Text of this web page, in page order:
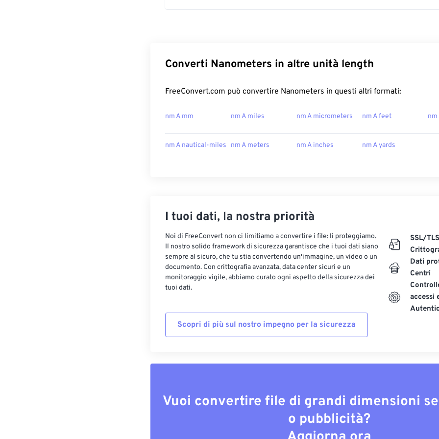
Converti Nanometers in altre unità length
FreeConvert.com può convertire Nanometers in questi altri formati:
nm A mm nm A miles nm A micrometers nm A feet nm
nm A nautical-miles nm A meters nm A inches nm A yards
I tuoi dati, la nostra priorità
Noi di FreeConvert non ci limitiamo a convertire i file: li proteggiamo.
Il nostro solido framework di sicurezza garantisce che i tuoi dati siano
sempre al sicuro, che tu stia convertendo un'immagine, un video o un
documento. Con crittografia avanzata, data center sicuri e un
monitoraggio vigile, abbiamo curato ogni aspetto della sicurezza dei
tuoi dati.
Scopri di più sul nostro impegno per la sicurezza
SSL/TLS
Dati
Centri
accessi
Vuoi convertire file di grandi dimensioni
o pubblicità?